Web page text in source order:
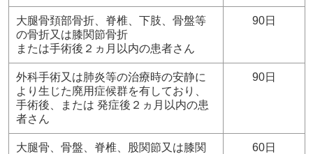
大腿骨頚部骨折、脊椎、下肢、骨盤等
の骨折又は膝関節骨折
または手術後２ヵ月以内の患者さん
90日
外科手術又は肺炎等の治療時の安静に
より生じた廃用症候群を有しており、
手術後、または 発症後２ ヵ月 以内の患
者さん
90日
大腿骨、骨盤、脊椎、股関節又は膝関
60日